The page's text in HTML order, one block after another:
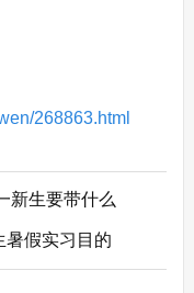
268863.html
新生要带什么
暑假实习目的